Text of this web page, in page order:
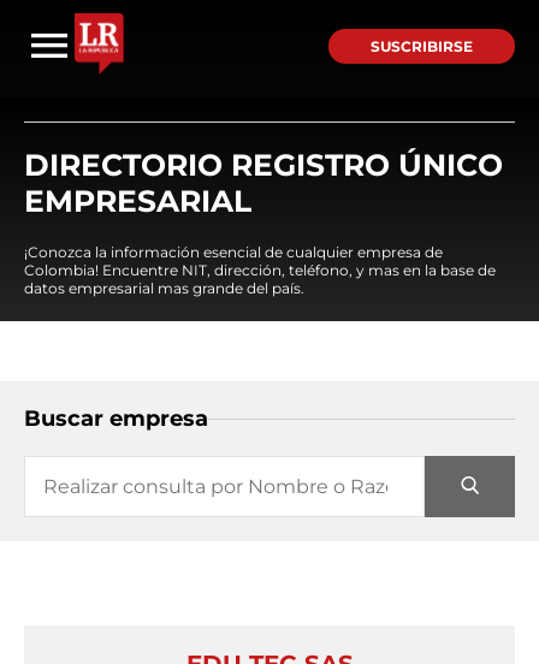
SUSCRIBIRSE
DIRECTORIO REGISTRO ÚNICO
EMPRESARIAL
¡Conozca la información esencial de cualquier empresa de
Colombia! Encuentre NIT, dirección, teléfono, y mas en la base de
datos empresarial mas grande del país.
Buscar empresa